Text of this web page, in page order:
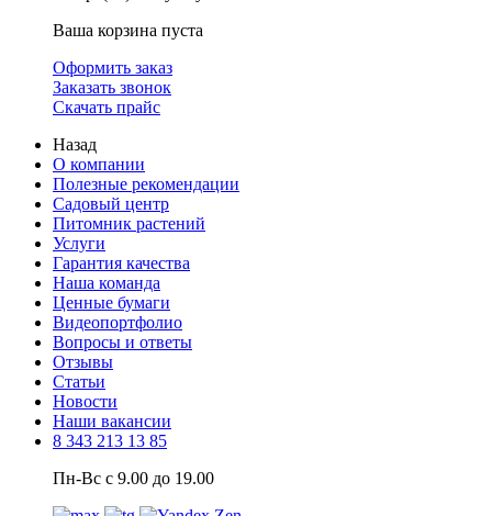
Ваша корзина пуста
Оформить заказ
Заказать звонок
Скачать прайс
Назад
О компании
Полезные рекомендации
Садовый центр
Питомник растений
Услуги
Гарантия качества
Наша команда
Ценные бумаги
Видеопортфолио
Вопросы и ответы
Отзывы
Статьи
Новости
Наши вакансии
8 343 213 13 85
Пн-Вс с 9.00 до 19.00